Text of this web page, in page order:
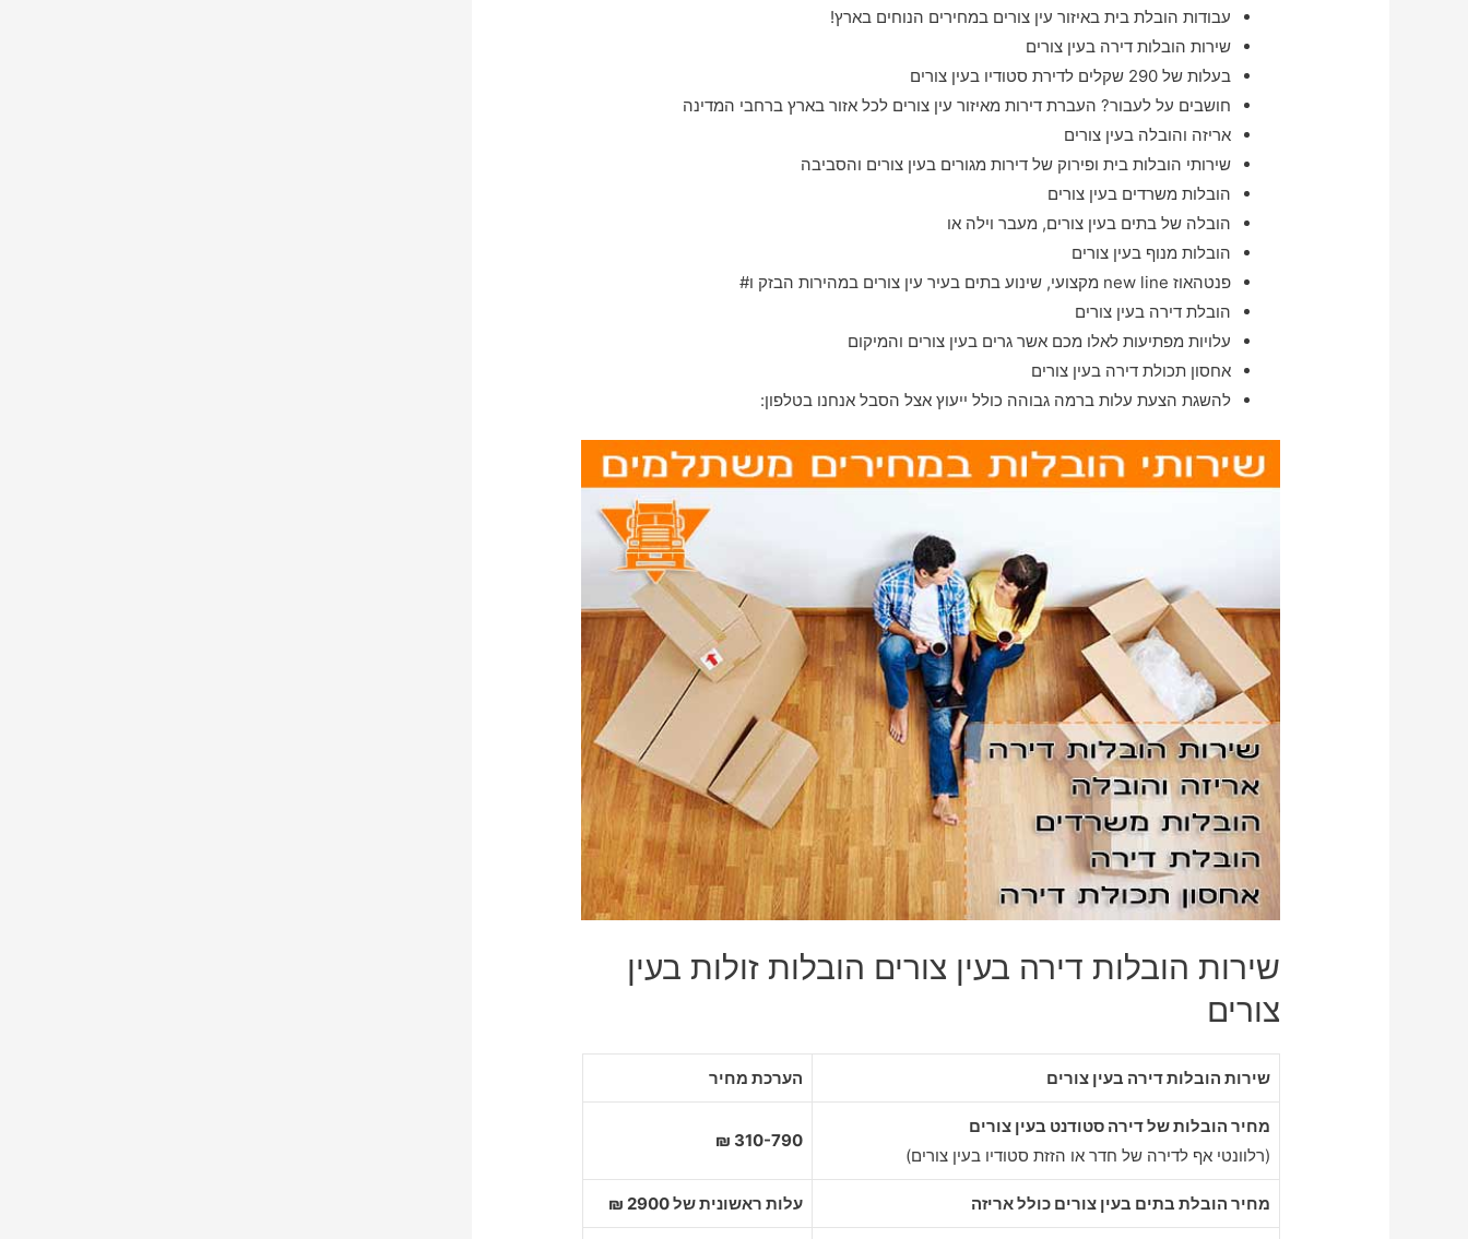
עבודות הובלת בית באיזור עין צורים במחירים הנוחים בארץ!
שירות הובלות דירה בעין צורים
בעלות של 290 שקלים לדירת סטודיו בעין צורים
חושבים על לעבור? העברת דירות מאיזור עין צורים לכל אזור בארץ ברחבי המדינה
אריזה והובלה בעין צורים
שירותי הובלות בית ופירוק של דירות מגורים בעין צורים והסביבה
הובלות משרדים בעין צורים
הובלה של בתים בעין צורים, מעבר וילה או
הובלות מנוף בעין צורים
פנטהאוז new line מקצועי, שינוע בתים בעיר עין צורים במהירות הבזק ו#
הובלת דירה בעין צורים
עלויות מפתיעות לאלו מכם אשר גרים בעין צורים והמיקום
אחסון תכולת דירה בעין צורים
להשגת הצעת עלות ברמה גבוהה כולל ייעוץ אצל הסבל אנחנו בטלפון:
שירות הובלות דירה בעין צורים הובלות זולות בעין
צורים
שירות הובלות דירה בעין צורים הערכת מחיר
מחיר הובלות של דירה סטודנט בעין צורים
(רלוונטי אף לדירה של חדר או הזזת סטודיו בעין צורים)
310-790 ₪
מחיר הובלת בתים בעין צורים כולל אריזה עלות ראשונית של 2900 ₪